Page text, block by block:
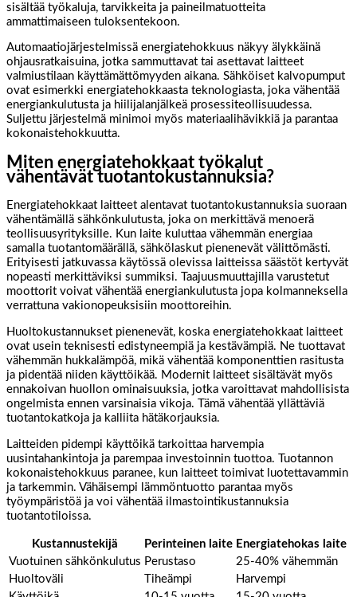
sisältää työkaluja, tarvikkeita ja paineilmatuotteita
ammattimaiseen tuloksentekoon.
Automaatiojärjestelmissä energiatehokkuus näkyy älykkäinä
ohjausratkaisuina, jotka sammuttavat tai asettavat laitteet
valmiustilaan käyttämättömyyden aikana. Sähköiset kalvopumput
ovat esimerkki energiatehokkaasta teknologiasta, joka vähentää
energiankulutusta ja hiilijalanjälkeä prosessiteollisuudessa.
Suljettu järjestelmä minimoi myös materiaalihävikkiä ja parantaa
kokonaistehokkuutta.
Miten energiatehokkaat työkalut
vähentävät tuotantokustannuksia?
Energiatehokkaat laitteet alentavat tuotantokustannuksia suoraan
vähentämällä sähkönkulutusta, joka on merkittävä menoerä
teollisuusyrityksille. Kun laite kuluttaa vähemmän energiaa
samalla tuotantomäärällä, sähkölaskut pienenevät välittömästi.
Erityisesti jatkuvassa käytössä olevissa laitteissa säästöt kertyvät
nopeasti merkittäviksi summiksi. Taajuusmuuttajilla varustetut
moottorit voivat vähentää energiankulutusta jopa kolmanneksella
verrattuna vakionopeuksisiin moottoreihin.
Huoltokustannukset pienenevät, koska energiatehokkaat laitteet
ovat usein teknisesti edistyneempiä ja kestävämpiä. Ne tuottavat
vähemmän hukkalämpöä, mikä vähentää komponenttien rasitusta
ja pidentää niiden käyttöikää. Modernit laitteet sisältävät myös
ennakoivan huollon ominaisuuksia, jotka varoittavat mahdollisista
ongelmista ennen varsinaisia vikoja. Tämä vähentää yllättäviä
tuotantokatkoja ja kalliita hätäkorjauksia.
Laitteiden pidempi käyttöikä tarkoittaa harvempia
uusintahankintoja ja parempaa investoinnin tuottoa. Tuotannon
kokonaistehokkuus paranee, kun laitteet toimivat luotettavammin
ja tarkemmin. Vähäisempi lämmöntuotto parantaa myös
työympäristöä ja voi vähentää ilmastointikustannuksia
tuotantotiloissa.
Kustannustekijä Perinteinen laite Energiatehokas laite
Vuotuinen sähkönkulutus Perustaso
25-40% vähemmän
Huoltoväli
Tiheämpi
Harvempi